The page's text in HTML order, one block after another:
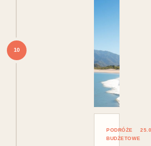
10
PODRÓŻE
BUDŻETOWE